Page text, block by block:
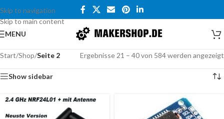
Skip to navigation
Skip to main content
MENU
Start/Shop/Seite 2 Ergebnisse 21 – 40 von 584 werden angezeigt
Show sidebar